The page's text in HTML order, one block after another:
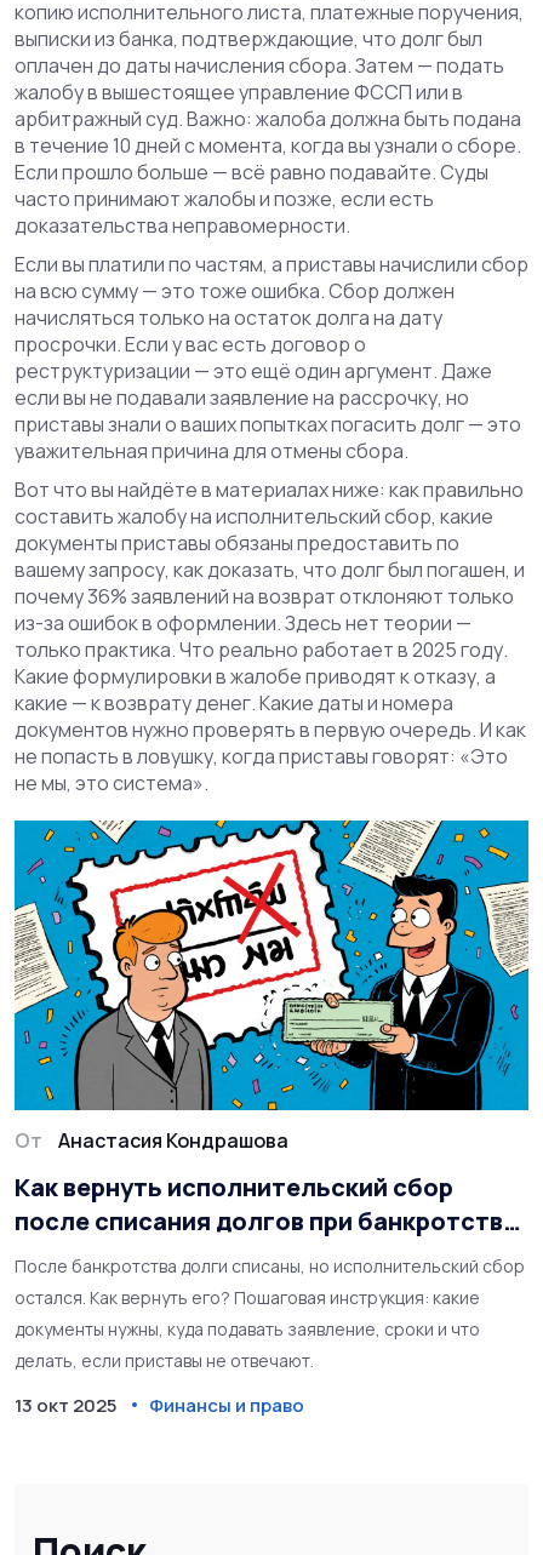
копию исполнительного листа, платежные поручения,
выписки из банка, подтверждающие, что долг был
оплачен до даты начисления сбора. Затем — подать
жалобу в вышестоящее управление ФССП или в
арбитражный суд. Важно: жалоба должна быть подана
в течение 10 дней с момента, когда вы узнали о сборе.
Если прошло больше — всё равно подавайте. Суды
часто принимают жалобы и позже, если есть
доказательства неправомерности.
Если вы платили по частям, а приставы начислили сбор
на всю сумму — это тоже ошибка. Сбор должен
начисляться только на остаток долга на дату
просрочки. Если у вас есть договор о
реструктуризации — это ещё один аргумент. Даже
если вы не подавали заявление на рассрочку, но
приставы знали о ваших попытках погасить долг — это
уважительная причина для отмены сбора.
Вот что вы найдёте в материалах ниже: как правильно
составить жалобу на исполнительский сбор, какие
документы приставы обязаны предоставить по
вашему запросу, как доказать, что долг был погашен, и
почему 36% заявлений на возврат отклоняют только
из-за ошибок в оформлении. Здесь нет теории —
только практика. Что реально работает в 2025 году.
Какие формулировки в жалобе приводят к отказу, а
какие — к возврату денег. Какие даты и номера
документов нужно проверять в первую очередь. И как
не попасть в ловушку, когда приставы говорят: «Это
не мы, это система».
От Анастасия Кондрашова
Как вернуть исполнительский сбор
после списания долгов при банкротстве:
пошаговая инструкция
После банкротства долги списаны, но исполнительский сбор
остался. Как вернуть его? Пошаговая инструкция: какие
документы нужны, куда подавать заявление, сроки и что
делать, если приставы не отвечают.
13 окт 2025 Финансы и право